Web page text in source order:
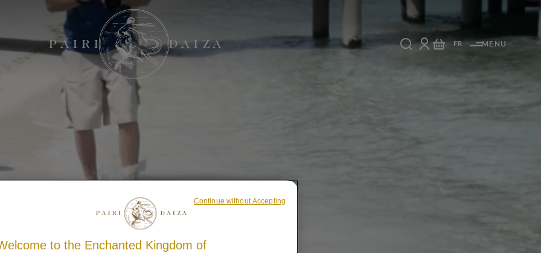
FR MENU
to the Enchanted Kingdom of
Continue without Accepting